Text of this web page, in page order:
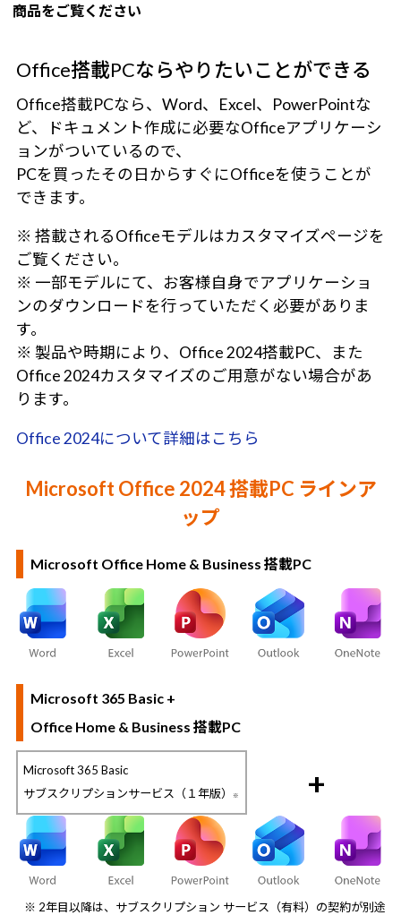
商品をご覧ください
Office搭載PCならやりたいことができる
Office搭載PCなら、Word、Excel、PowerPointな
ど、ドキュメント作成に必要なOfficeアプリケーシ
ョンがついているので、
PCを買ったその日からすぐにOfficeを使うことが
できます。
※ 搭載されるOfficeモデルはカスタマイズページを
ご覧ください。
※ 一部モデルにて、お客様自身でアプリケーショ
ンのダウンロードを行っていただく必要がありま
す。
※ 製品や時期により、Office 2024搭載PC、また
Office 2024カスタマイズのご用意がない場合があ
ります。
Office 2024について詳細はこちら
Microsoft Office 2024 搭載PC ラインア
ップ
Microsoft Office Home & Business 搭載PC
Microsoft 365 Basic +
Office Home & Business 搭載PC
Microsoft 365 Basic
サブスクリプションサービス（１年版）
※ +
※ 2年目以降は、サブスクリプション サービス（有料）の契約が別途